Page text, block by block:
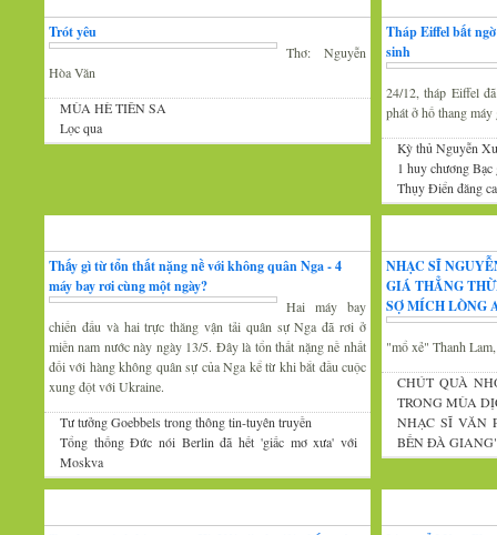
Trót yêu
Thơ: Nguyễn
Hòa Văn
MÙA HÈ TIÊN SA
Lọc qua
Tháp Eiffel bất
sinh
24/12, tháp Eiffel
phát ở hố thang máy
Kỳ thủ Nguyễn
1 huy chương
Thụy Điển đăng
Thấy gì từ tổn thất nặng nề với không quân Nga - 4
máy bay rơi cùng một ngày?
Hai máy bay
chiến đấu và hai trực thăng vận tải quân sự Nga đã rơi ở
miền nam nước này ngày 13/5. Đây là tổn thất nặng nề nhất
đối với hàng không quân sự của Nga kể từ khi bắt đầu cuộc
xung đột với Ukraine.
Tư tưởng Goebbels trong thông tin-tuyên truyền
Tổng thống Đức nói Berlin đã hết 'giấc mơ xưa' với
Moskva
NHẠC SĨ
GIÁ THẲNG
SỢ MÍCH LÒNG
"mổ xẻ" Thanh
CHÚT QUÀ
TRONG MÙA
NHẠC SĨ VĂN
BẾN ĐÀ